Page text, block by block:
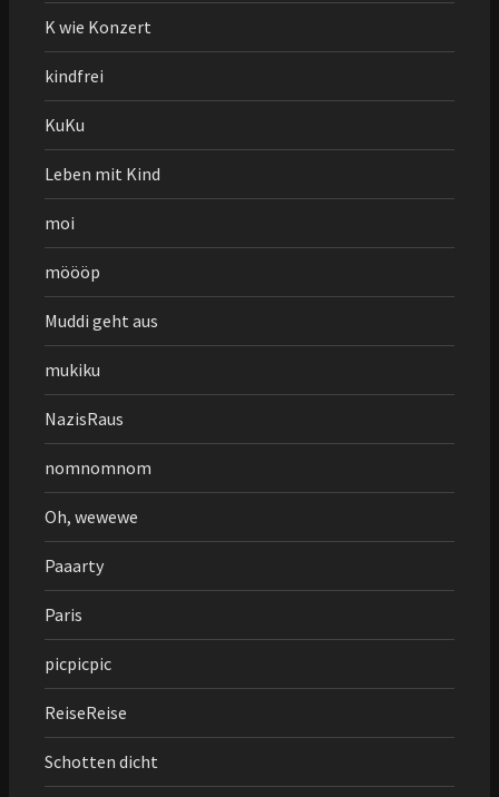
K wie Konzert
kindfrei
KuKu
Leben mit Kind
moi
möööp
Muddi geht aus
mukiku
NazisRaus
nomnomnom
Oh, wewewe
Paaarty
Paris
picpicpic
ReiseReise
Schotten dicht